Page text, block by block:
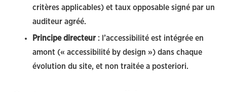
critères applicables) et taux opposable signé par un
auditeur agréé.
Principe directeur : l’accessibilité est intégrée en
amont (« accessibilité by design ») dans chaque
évolution du site, et non traitée a posteriori.